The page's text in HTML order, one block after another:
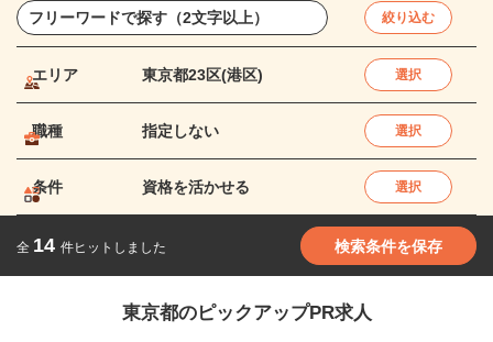
絞り込む
エリア 東京都23区(港区) 選択
職種 指定しない 選択
条件 資格を活かせる 選択
全 14 件ヒットしました 検索条件を保存
東京都のピックアップPR求人